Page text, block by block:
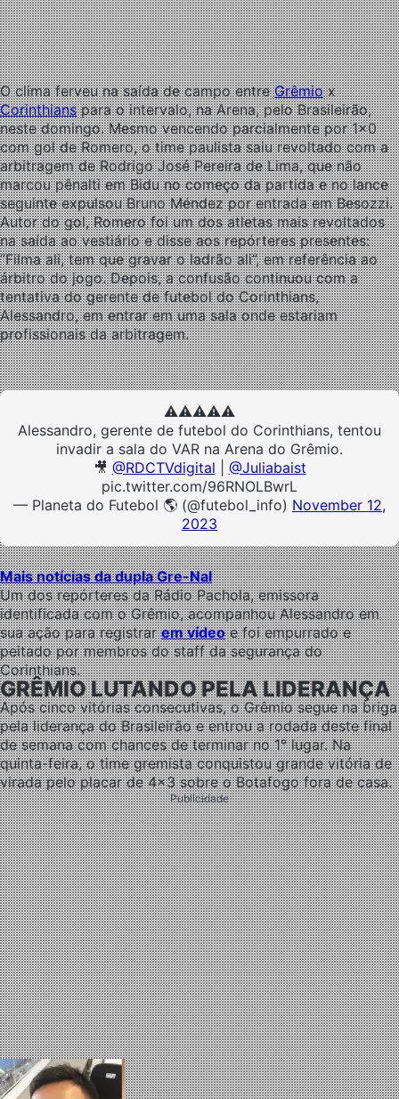
O clima ferveu na saída de campo entreGrêmiox
Corinthianspara o intervalo, na Arena, pelo Brasileirão,
neste domingo. Mesmo vencendo parcialmente por 1×0
com gol de Romero, o time paulista saiu revoltado com a
arbitragem de Rodrigo José Pereira de Lima, que não
marcou pênalti em Bidu no começo da partida e no lance
seguinte expulsou Bruno Méndez por entrada em Besozzi.
Autor do gol, Romero foi um dos atletas mais revoltados
na saída ao vestiário e disse aos repórteres presentes:
“Filma ali, tem que gravar o ladrão ali”, em referência ao
árbitro do jogo. Depois, a confusão continuou com a
tentativa do gerente de futebol do Corinthians,
Alessandro, em entrar em uma sala onde estariam
profissionais da arbitragem.
⚠️⚠️⚠️⚠️⚠️
Alessandro, gerente de futebol do Corinthians, tentou
invadir a sala do VAR na Arena do Grêmio.
🎥 @RDCTVdigital
@Juliabaist
pic.twitter.com/96RNOLBwrL
— Planeta do Futebol 🌎 (@futebol_info) November 12,
2023
Mais notícias da dupla Gre-Nal
Um dos repórteres da Rádio Pachola, emissora
identificada com o Grêmio, acompanhou Alessandro em
sua ação para registrarem vídeoe foi empurrado e
peitado por membros do staff da segurança do
Corinthians.
GRÊMIO LUTANDO PELA LIDERANÇA
Após cinco vitórias consecutivas, o Grêmio segue na briga
pela liderança do Brasileirão e entrou a rodada deste final
de semana com chances de terminar no 1° lugar. Na
quinta-feira, o time gremista conquistou grande vitória de
virada pelo placar de 4×3 sobre o Botafogo fora de casa.
Publicidade